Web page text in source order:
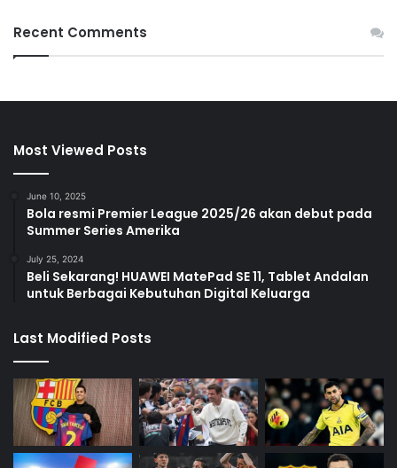
Recent Comments
Most Viewed Posts
June 10, 2025
Bola resmi Premier League 2025/26 akan debut pada
Summer Series Amerika
July 25, 2024
Beli Sekarang! HUAWEI MatePad SE 11, Tablet Andalan
untuk Berbagai Kebutuhan Digital Keluarga
Last Modified Posts